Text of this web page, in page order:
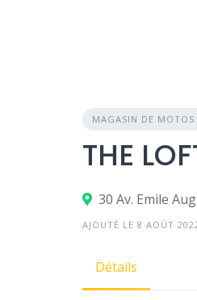
MAGASIN DE MOTOS
THE
30 Av. Emile
AJOUTÉ LE 8 AOÛT
Détails